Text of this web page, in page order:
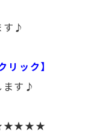
す♪
ック】
ます♪